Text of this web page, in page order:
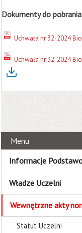
Dokumenty do
Uchwała nr 32-2024
Uchwała nr 32-2024
Menu
Informacje
Władze Uczelni
Wewnętrzne akty
Statut Uczelni